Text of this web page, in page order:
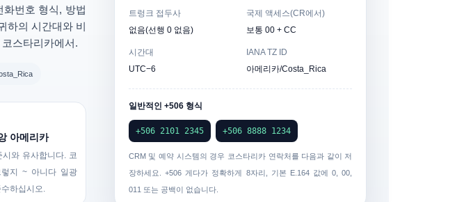
화번호 형식, 방법
하의 시간대와 비
스타리카에서.
아메리카
시와 유사합니다. 코
렇지~ 아니다일광
하십시오.
트렁크 접두사
없음(선행 0 없음)
국제 액세스(CR에서)
보통 00 + CC
시간대
UTC−6
IANA TZ ID
아메리카/Costa_Rica
일반적인 +506 형식
+506 2101 2345 +506 8888 1234
CRM 및 예약 시스템의 경우 코스타리카 연락처를 다음과 같이 저
장하세요. +506게다가 정확하게 8자리 , 기본 E.164 값에 0, 00,
011 또는 공백이 없습니다.